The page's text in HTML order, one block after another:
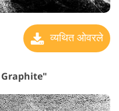
व्यथित ओवरले
Graphite"